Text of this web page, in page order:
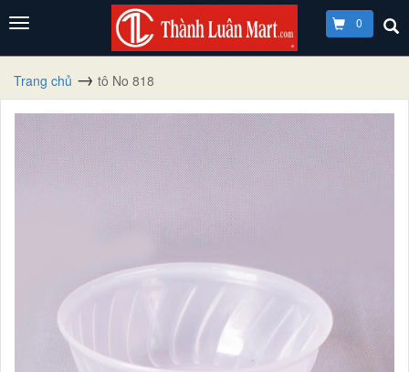
0
Trang chủ tô No 818